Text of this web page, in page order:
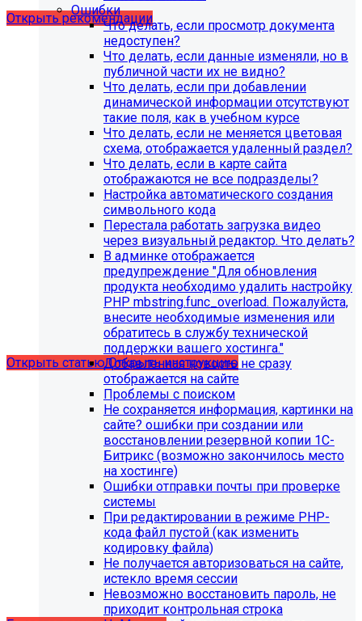
Открыть рекомендации
С 1 февраля 2023 года ограничена
поддержка продуктов 1С-Битрикс на
PHP версии ниже 8.0. Рекомендуемая
версия PHP - 8.1 и выше
Открыть статьюОткрыть инструкцию
Учебные курсы
по работе с готовыми решениями и модулями
размещены в разделе "Учебные курсы"
Ошибки
Что делать, если просмотр документа
недоступен?
Что делать, если данные изменяли, но в
публичной части их не видно?
Что делать, если при добавлении
динамической информации отсутствуют
такие поля, как в учебном курсе
Что делать, если не меняется цветовая
схема, отображается удаленный раздел?
Что делать, если в карте сайта
отображаются не все подразделы?
Настройка автоматического создания
символьного кода
Перестала работать загрузка видео
через визуальный редактор. Что делать?
В админке отображается
предупреждение "Для обновления
продукта необходимо удалить настройку
PHP mbstring.func_overload. Пожалуйста,
внесите необходимые изменения или
обратитесь в службу технической
поддержки вашего хостинга."
Добавленная новость не сразу
отображается на сайте
Проблемы с поиском
Не сохраняется информация, картинки на
сайте? ошибки при создании или
восстановлении резервной копии 1С-
Битрикс (возможно закончилось место
на хостинге)
Ошибки отправки почты при проверке
системы
При редактировании в режиме PHP-
кода файл пустой (как изменить
кодировку файла)
Не получается авторизоваться на сайте,
истекло время сессии
Невозможно восстановить пароль, не
приходит контрольная строка